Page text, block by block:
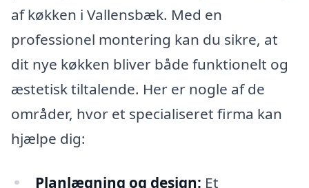
af køkken i Vallensbæk. Med en
professionel montering kan du sikre, at
dit nye køkken bliver både funktionelt og
æstetisk tiltalende. Her er nogle af de
områder, hvor et specialiseret firma kan
hjælpe dig:
Planlægning og design: Et